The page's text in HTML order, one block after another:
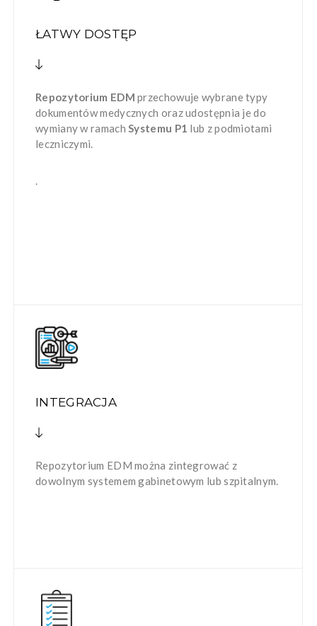
ŁATWY DOSTĘP
Repozytorium EDM przechowuje wybrane typy
dokumentów medycznych oraz udostępnia je do
wymiany w ramachSystemu P1 lub z podmiotami
leczniczymi.
.
INTEGRACJA
Repozytorium EDM można zintegrować z
dowolnym systemem gabinetowym lub szpitalnym.